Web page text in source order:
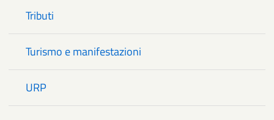
Tributi
Turismo e manifestazioni
URP